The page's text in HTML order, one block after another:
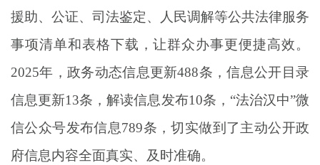
援助、公证、司法鉴定、人民调解等公共法律服务
事项清单和表格下载，让群众办事更便捷高效。
2025年，政务动态信息更新488条，信息公开目录
信息更新1 3条，解读信息发布10条， “法治汉中”微
信公众号发布信息789条 ，切实做到了主动公开政
府信息内容全面真实、及时准确。